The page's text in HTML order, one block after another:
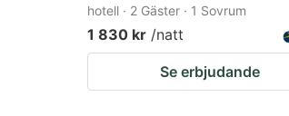
hotell · 2 Gäster · 1 Sovrum
1 830 kr /natt
Se erbjudande